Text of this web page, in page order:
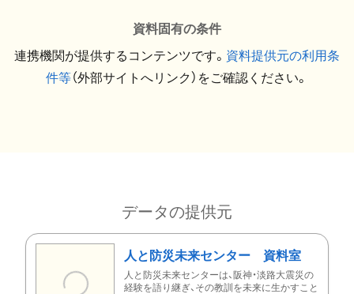
資料固有の条件
連携機関が提供するコンテンツです。 資料提供元の利用条
件等（外部サイトへリンク）をご確認ください。
データの提供元
人と防災未来センター 資料室
人と防災未来センターは、阪神・淡路大震災の
経験を語り継ぎ、その教訓を未来に生かすこと